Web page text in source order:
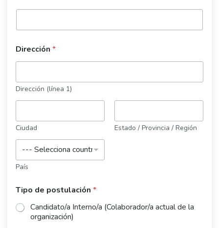
Dirección *
Dirección (línea 1)
Ciudad Estado / Provincia / Región
País
Tipo de postulación *
Candidato/a Interno/a (Colaborador/a actual de la
organización)